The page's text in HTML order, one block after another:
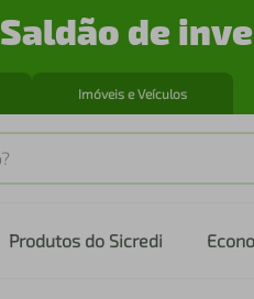
Saldão de
Imóveis e Veículos
Produtos do Sicredi